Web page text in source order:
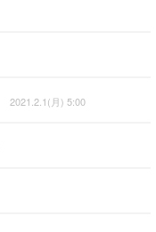
2021.2.1(月) 5:00